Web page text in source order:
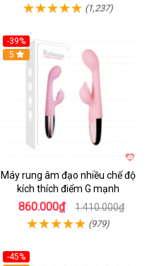
(1,237)
-39%
Hot
5
Máy rung âm đạo nhiều chế độ
kích thích điểm G mạnh
860.000₫ 1.410.000₫
(979)
-45%